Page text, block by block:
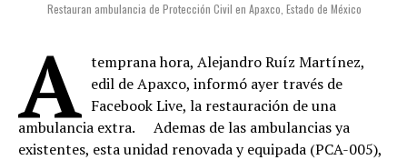
Restauran ambulancia de Protección Civil en Apaxco, Estado de México
A temprana hora, Alejandro Ruíz Martínez,
edil de Apaxco, informó ayer través de
Facebook Live, la restauración de una
ambulancia extra. Ademas de las ambulancias ya
existentes, esta unidad renovada y equipada (PCA-005),